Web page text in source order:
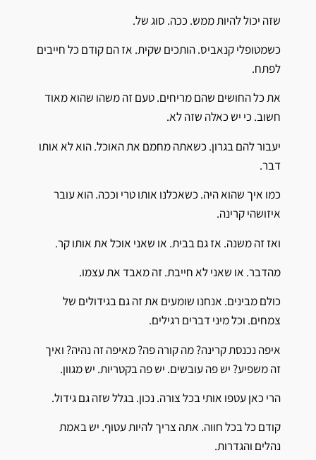
שזה יכול להיות ממש. ככה. סוג של.
כשמטופלי קנאביס. הותכים שקית. אז הם קודם כל חייבים
לפתח.
את כל החושים שהם מריחים. טעם זה משהו שהוא מאוד
חשוב. כי יש כאלה שזה לא.
יעבור להם בגרון. כשאתה מחמם את האוכל. הוא לא אותו
דבר.
כמו איך שהוא היה. כשאכלנו אותו טרי וככה. הוא עובר
איזושהי קרינה.
ואז זה משנה. אז גם בבית. או שאני אוכל את אותו קר.
מהדבר. או שאני לא חייבת. זה מאבד את עצמו.
כולם מבינים. אנחנו שומעים את זה גם בגידולים של
צמחים. וכל מיני דברים רגילים.
איפה נכנסת קרינה? מה קורה פה? מאיפה זה נהיה? ואיך
זה משפיע? יש פה עובשים. יש פה בקטריות. יש מגוון.
הרי כאן עטפו אותי בכל צורה. נכון. בגלל שזה גם גידול.
קודם כל בכל חווה. אתה צריך להיות עטוף. יש באמת
נהלים והגדרות.